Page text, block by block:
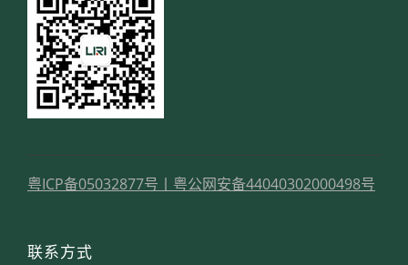
粤ICP备05032877号 丨 粤公网安备44040302000498号
联系方式